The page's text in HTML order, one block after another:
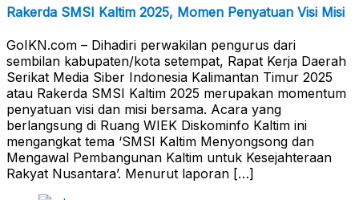
Rakerda SMSI Kaltim 2025, Momen Penyatuan Visi Misi
GoIKN.com – Dihadiri perwakilan pengurus dari
sembilan kabupaten/kota setempat, Rapat Kerja Daerah
Serikat Media Siber Indonesia Kalimantan Timur 2025
atau Rakerda SMSI Kaltim 2025 merupakan momentum
penyatuan visi dan misi bersama. Acara yang
berlangsung di Ruang WIEK Diskominfo Kaltim ini
mengangkat tema ‘SMSI Kaltim Menyongsong dan
Mengawal Pembangunan Kaltim untuk Kesejahteraan
Rakyat Nusantara’. Menurut laporan […]